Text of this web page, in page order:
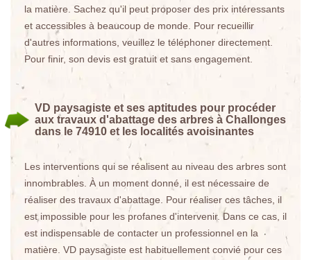
la matière. Sachez qu'il peut proposer des prix intéressants
et accessibles à beaucoup de monde. Pour recueillir
d'autres informations, veuillez le téléphoner directement.
Pour finir, son devis est gratuit et sans engagement.
VD paysagiste et ses aptitudes pour procéder
aux travaux d'abattage des arbres à Challonges
dans le 74910 et les localités avoisinantes
Les interventions qui se réalisent au niveau des arbres sont
innombrables. À un moment donné, il est nécessaire de
réaliser des travaux d'abattage. Pour réaliser ces tâches, il
est impossible pour les profanes d'intervenir. Dans ce cas, il
est indispensable de contacter un professionnel en la
matière. VD paysagiste est habituellement convié pour ces